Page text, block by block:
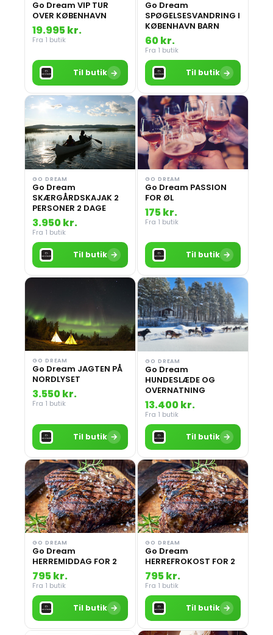
Go Dream VIP TUR
OVER KØBENHAVN
19.995 kr.
Fra 1 butik
Til butik →
Go Dream
SPØGELSESVANDRING I
KØBENHAVN BARN
60 kr.
Fra 1 butik
Til butik →
GO DREAM
Go Dream
SKÆRGÅRDSKAJAK 2
PERSONER 2 DAGE
3.950 kr.
Fra 1 butik
Til butik →
GO DREAM
Go Dream PASSION
FOR ØL
175 kr.
Fra 1 butik
Til butik →
GO DREAM
Go Dream JAGTEN PÅ
NORDLYSET
3.550 kr.
Fra 1 butik
Til butik →
GO DREAM
Go Dream
HUNDESLÆDE OG
OVERNATNING
13.400 kr.
Fra 1 butik
Til butik →
GO DREAM
Go Dream
HERREMIDDAG FOR 2
795 kr.
Fra 1 butik
Til butik →
GO DREAM
Go Dream
HERREFROKOST FOR 2
795 kr.
Fra 1 butik
Til butik →